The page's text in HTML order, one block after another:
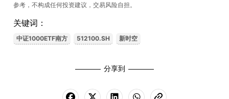
参考，不构成任何投资建议，交易风险自担。
关键词：
中证1000ETF南方 512100.SH 新时空
分享到